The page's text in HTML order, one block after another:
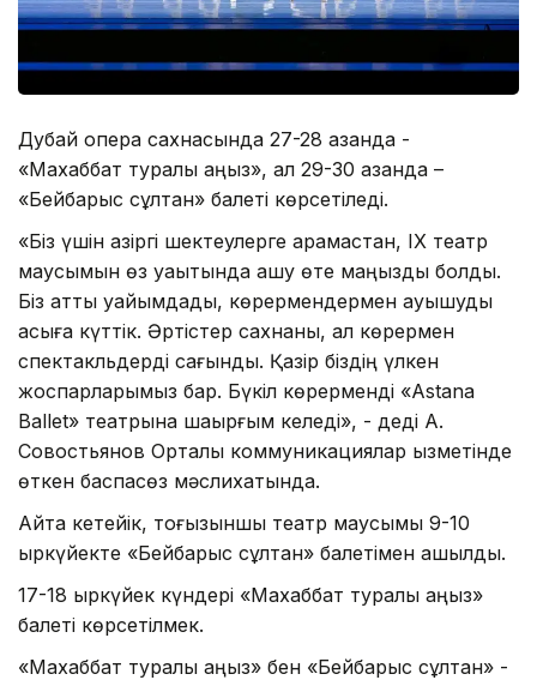
Дубай опера сахнасында 27-28 қазанда -
«Махаббат туралы аңыз», ал 29-30 қазанда –
«Бейбарыс сұлтан» балеті көрсетіледі.
«Біз үшін қазіргі шектеулерге қарамастан, IX театр
маусымын өз уақытында ашу өте маңызды болды.
Біз қатты уайымдадық, көрермендермен қауышуды
асыға күттік. Әртістер сахнаны, ал көрермен
спектакльдерді сағынды. Қазір біздің үлкен
жоспарларымыз бар. Бүкіл көрерменді «Astana
Ballet» театрына шақырғым келеді», - деді А.
Совостьянов Орталық коммуникациялар қызметінде
өткен баспасөз мәслихатында.
Айта кетейік, тоғызыншы театр маусымы 9-10
қыркүйекте «Бейбарыс сұлтан» балетімен ашылды.
17-18 қыркүйек күндері «Махаббат туралы аңыз»
балеті көрсетілмек.
«Махаббат туралы аңыз» бен «Бейбарыс сұлтан» -